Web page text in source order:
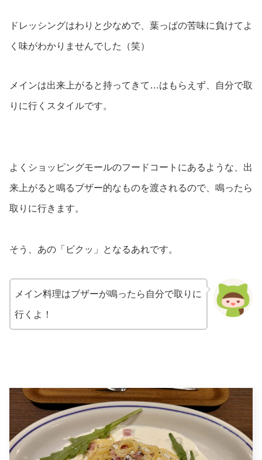
ドレッシングはわりと少なめで、葉っぱの苦味に負けてよ
く味がわかりませんでした（笑）
メインは出来上がると持ってきて…はもらえず、自分で取
りに行くスタイルです。
よくショッピングモールのフードコートにあるような、出
来上がると鳴るブザー的なものを渡されるので、鳴ったら
取りに行きます。
そう、あの「ビクッ」となるあれです。
メイン料理はブザーが鳴ったら自分で取りに
行くよ！